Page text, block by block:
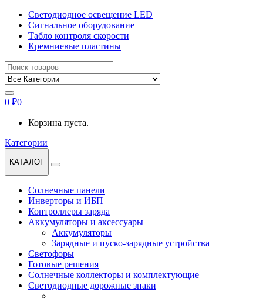
Светодиодное освещение LED
Сигнальное оборудование
Табло контроля скорости
Кремниевые пластины
Найти:
0 ₽0
Корзина пуста.
Категории
КАТАЛОГ
Солнечные панели
Инверторы и ИБП
Контроллеры заряда
Аккумуляторы и аксессуары
Аккумуляторы
Зарядные и пуско-зарядные устройства
Светофоры
Готовые решения
Солнечные коллекторы и комплектующие
Светодиодные дорожные знаки